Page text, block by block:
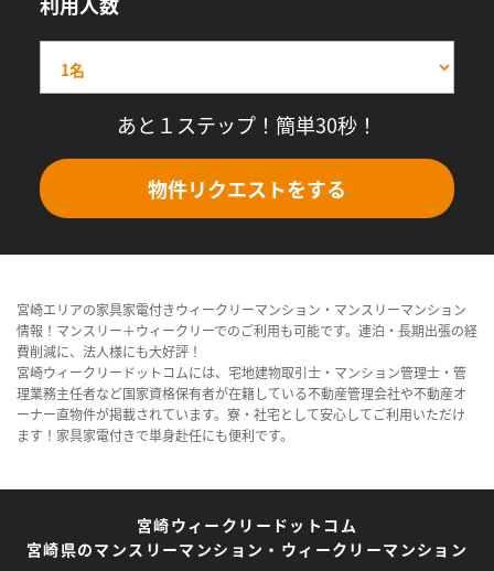
あと１ステップ！簡単30秒！
物件リクエストをする
宮崎エリアの家具家電付きウィークリーマンション・マンスリーマンション
情報！マンスリー＋ウィークリーでのご利用も可能です。連泊・長期出張の経
費削減に、法人様にも大好評！
宮崎ウィークリードットコムには、宅地建物取引士・マンション管理士・管
理業務主任者など国家資格保有者が在籍している不動産管理会社や不動産オ
ーナー直物件が掲載されています。寮・社宅として安心してご利用いただけ
ます！家具家電付きで単身赴任にも便利です。
宮崎ウィークリードットコム
宮崎県のマンスリーマンション・ウィークリーマンション